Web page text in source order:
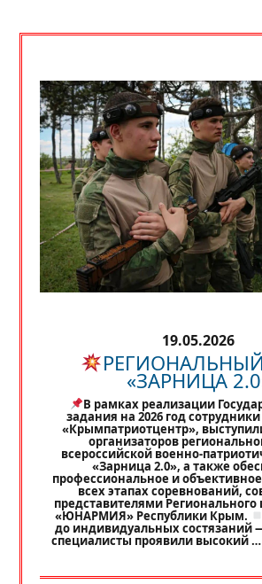
19.05.2026
«ЗАРНИЦА
В рамках реализации
задания на 2026 год
«Крымпатриотцентр»,
организаторов
всероссийской военно-
«Зарница 2.0», а также
профессиональное и
всех этапах соревнований,
представителями
«ЮНАРМИЯ» Республики Крым.
до индивидуальных состязаний
специалисты проявили высокий …